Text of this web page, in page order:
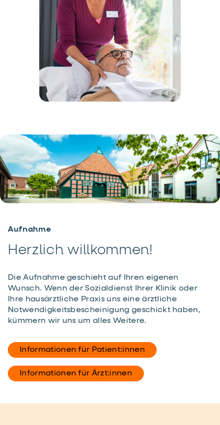
Aufnahme
Herzlich willkommen!
Die Aufnahme geschieht auf Ihren eigenen
Wunsch. Wenn der Sozialdienst Ihrer Klinik oder
Ihre hausärztliche Praxis uns eine ärztliche
Notwendigkeitsbescheinigung geschickt haben,
kümmern wir uns um alles Weitere.
Informationen für Patient:innen
Informationen für Ärzt:innen